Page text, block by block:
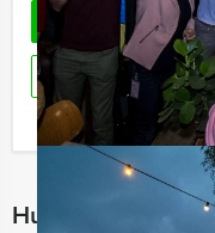
Ik heb
Hulp nodig bij het